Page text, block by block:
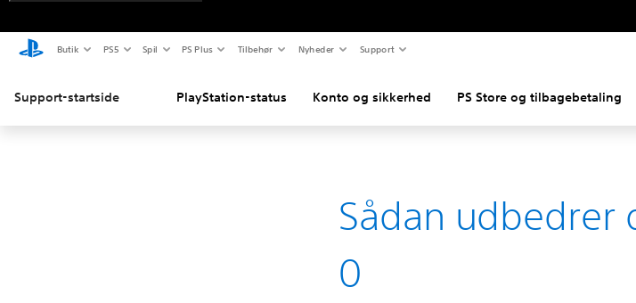
Butik PS5 Spil PS Plus Tilbehør Nyheder Support
Support-startside PlayStation-status Konto og sikkerhed PS Store og tilbagebetaling
Sådan udbedrer
0